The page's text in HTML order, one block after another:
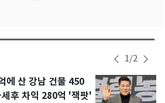
1/2
에 산 강남 건물 450
후 차익 280억 '잭팟'